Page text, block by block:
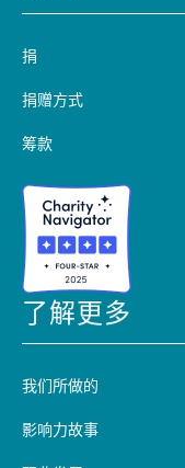
捐
捐赠方式
筹款
了解更多
我们所做的
影响力故事